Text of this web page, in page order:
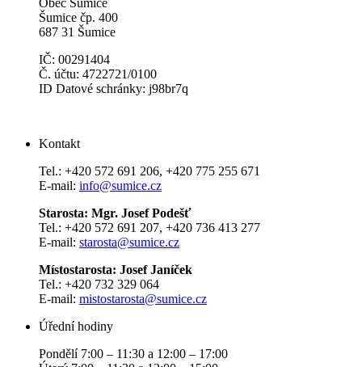
Obec Šumice
Šumice čp. 400
687 31 Šumice
IČ: 00291404
Č. účtu: 4722721/0100
ID Datové schránky: j98br7q
Kontakt
Tel.: +420 572 691 206, +420 775 255 671
E-mail: info@sumice.cz
Starosta: Mgr. Josef Podešť
Tel.: +420 572 691 207, +420 736 413 277
E-mail: starosta@sumice.cz
Místostarosta: Josef Janíček
Tel.: +420 732 329 064
E-mail: mistostarosta@sumice.cz
Úřední hodiny
Pondělí 7:00 – 11:30 a 12:00 – 17:00